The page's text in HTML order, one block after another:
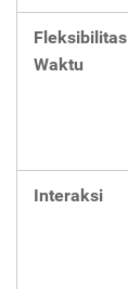
Fleksibilitas
Waktu
Interaksi